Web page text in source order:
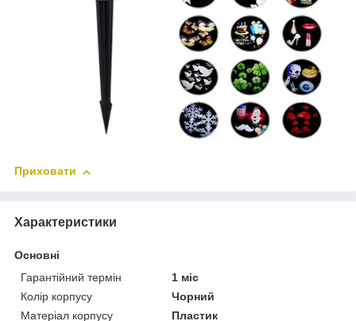
Приховати
Характеристики
Основні
Гарантійний термін
1 міс
Колір корпусу
Чорний
Матеріал корпусу
Пластик